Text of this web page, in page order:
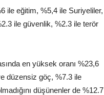
ile eğitim, %5,4 ile Suriyeliler,
ile güvenlik, %2.3 ile terör
en yüksek oranı %23,6
düzensiz göç, %7.3 ile
düşünenler de %12.7